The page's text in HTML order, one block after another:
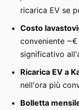
ricarica EV se
Costo
conveniente
significativo
Ricarica EV a
nell'ora più
Bolletta